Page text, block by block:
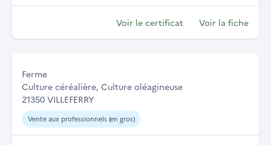
Voir le certificat Voir la fiche
Ferme
Culture céréalière, Culture oléagineuse
21350 VILLEFERRY
Vente aux professionnels (en gros)